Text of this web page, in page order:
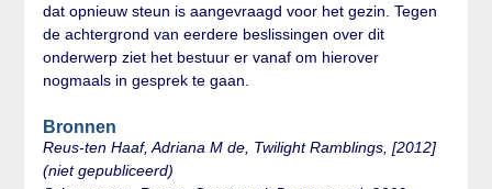
dat opnieuw steun is aangevraagd voor het gezin. Tegen
de achtergrond van eerdere beslissingen over dit
onderwerp ziet het bestuur er vanaf om hierover
nogmaals in gesprek te gaan.
Bronnen
Reus-ten Haaf, Adriana M de, Twilight Ramblings, [2012]
(niet gepubliceerd)